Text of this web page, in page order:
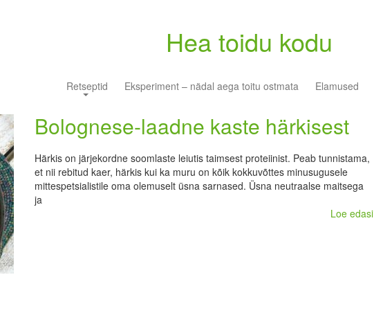
Hea toidu kodu
Retseptid Eksperiment – nädal aega toitu ostmata Elamused
Bolognese-laadne kaste härkisest
Härkis on järjekordne soomlaste leiutis taimsest proteiinist. Peab tunnistama,
et nii rebitud kaer, härkis kui ka muru on kõik kokkuvõttes minusugusele
mittespetsialistile oma olemuselt üsna sarnased. Üsna neutraalse maitsega
ja
Loe edasi